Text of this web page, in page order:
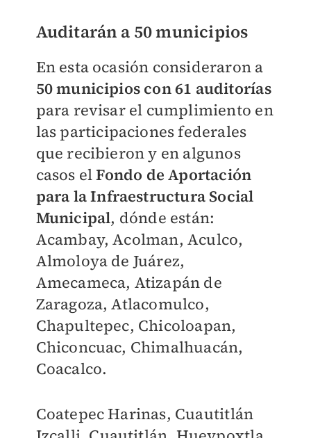
Auditarán a 50 municipios
En esta ocasión consideraron a
50 municipios con 61 auditorías
para revisar el cumplimiento en
las participaciones federales
que recibieron y en algunos
casos elFondo de Aportación
para la Infraestructura Social
Municipal, dónde están:
Acambay, Acolman, Aculco,
Almoloya de Juárez,
Amecameca, Atizapán de
Zaragoza, Atlacomulco,
Chapultepec, Chicoloapan,
Chiconcuac, Chimalhuacán,
Coacalco.
Coatepec Harinas, Cuautitlán